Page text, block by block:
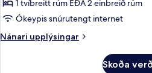
með
rúmi
1 tvíbreitt rúm EÐA 2 einbreið rúm
Ókeypis snúrutengt internet
Nánari upplýsingar
Nánari
Skoða